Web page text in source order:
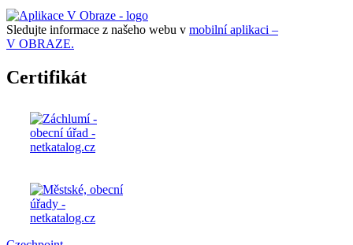
Sledujte informace z našeho webu v mobilní aplikaci –
V OBRAZE.
Certifikát